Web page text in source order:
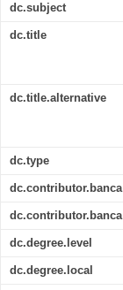
dc.subject
dc.title
dc.title.alternative
dc.type
dc.contributor.banca
dc.contributor.banca
dc.degree.level
dc.degree.local